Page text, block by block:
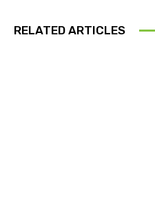
RELATED ARTICLES